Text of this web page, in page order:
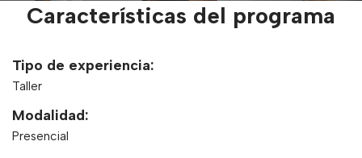
Características del programa
Tipo de experiencia:
Taller
Modalidad:
Presencial